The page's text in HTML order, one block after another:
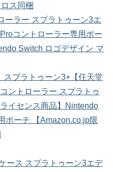
ス同梱
ーラー スプラトゥーン3エ
コントローラー専用ポー
Switch ロゴデザイン マ
スプラトゥーン3+【任天堂
ントローラー スプラトゥ
イセンス商品】Nintendo
ポーチ 【Amazon.co.jp限
ース スプラトゥーン3エデ